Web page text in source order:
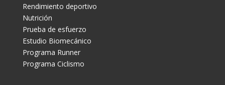
Rendimiento deportivo
Nutrición
Prueba de esfuerzo
Estudio Biomecánico
Programa Runner
Programa Ciclismo